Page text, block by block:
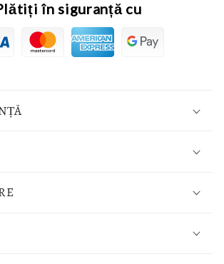
în siguranță cu